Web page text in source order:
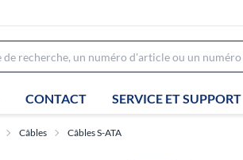
CONTACT SERVICE ET SUPPORT
Câbles Câbles S-ATA